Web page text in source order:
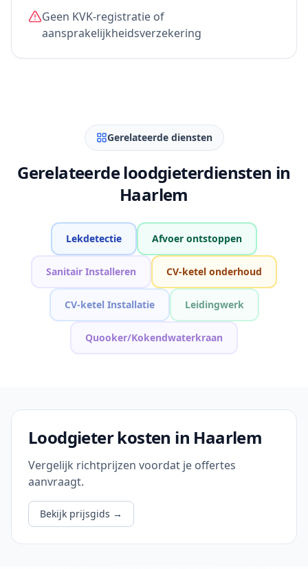
Geen KVK-registratie of
aansprakelijkheidsverzekering
Gerelateerde diensten
Gerelateerde loodgieterdiensten in
Haarlem
Lekdetectie Afvoer ontstoppen
Sanitair Installeren CV-ketel onderhoud
CV-ketel Installatie Leidingwerk
Quooker/Kokendwaterkraan
Loodgieter kosten in Haarlem
Vergelijk richtprijzen voordat je offertes
aanvraagt.
Bekijk prijsgids →